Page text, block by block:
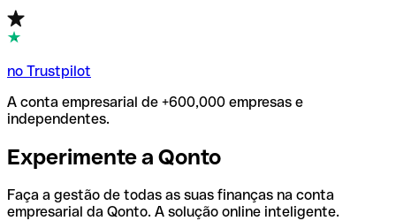
no Trustpilot
A conta empresarial de +600,000 empresas e
independentes.
Experimente a Qonto
Faça a gestão de todas as suas finanças na conta
empresarial da Qonto. A solução online inteligente.